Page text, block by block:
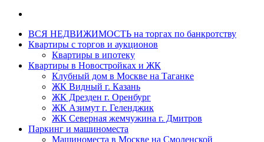
ВСЯ НЕДВИЖИМОСТЬ на торгах по банкротству
Квартиры с торгов и аукционов
Квартиры в ипотеку
Квартиры в Новостройках и ЖК
Клубный дом в Москве на Таганке
ЖК Видный г. Казань
ЖК Дрезден г. Оренбург
ЖК Азимут г. Геленджик
ЖК Северная жемчужина г. Дмитров
Паркинг и машиноместа
Машиноместа в Москве на Смоленской